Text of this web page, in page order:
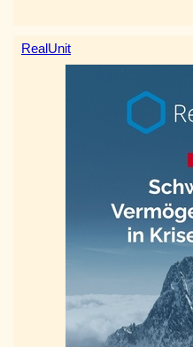
RealUnit